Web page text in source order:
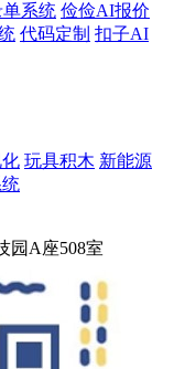
系统 俭俭AI报价
代码定制 扣子AI
玩具积木 新能源
园A座508室